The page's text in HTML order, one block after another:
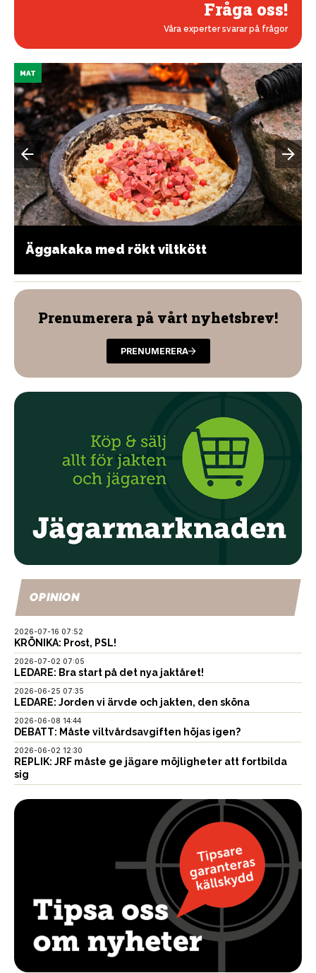
Fråga oss!
Våra experter svarar på frågor
MAT
Äggakaka med rökt viltkött
Prenumerera på vårt nyhetsbrev!
PRENUMERERA
OPINION
2026-07-16 07:52
KRÖNIKA: Prost, PSL!
2026-07-02 07:05
LEDARE: Bra start på det nya jaktåret!
2026-06-25 07:35
LEDARE: Jorden vi ärvde och jakten, den sköna
2026-06-08 14:44
DEBATT: Måste viltvårdsavgiften höjas igen?
2026-06-02 12:30
REPLIK: JRF måste ge jägare möjligheter att fortbilda
sig